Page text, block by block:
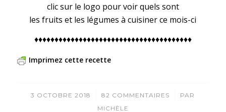
clic sur le logo pour voir quels sont
les fruits et les légumes à cuisiner ce mois-ci
♦♦♦♦♦♦♦♦♦♦♦♦♦♦♦♦♦♦♦♦♦♦♦♦♦♦♦♦♦♦♦♦♦♦♦♦♦♦♦
Imprimez cette recette
3 OCTOBRE 2018
/ 82 COMMENTAIRES
/
PAR
MICHÈLE